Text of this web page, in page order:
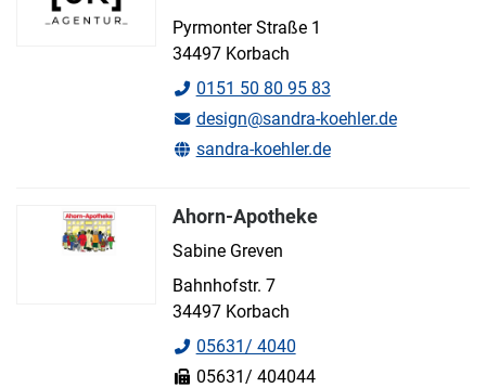
Pyrmonter Straße 1
34497 Korbach
0151 50 80 95 83
design@sandra-koehler.de
sandra-koehler.de
Ahorn-Apotheke
Sabine Greven
Bahnhofstr. 7
34497 Korbach
05631/ 4040
05631/ 404044